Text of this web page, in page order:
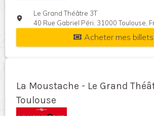
Le Grand Théâtre 3T
40 Rue Gabriel Péri, 31000 Toulouse,
Acheter mes billets
La Moustache - Le Grand
Toulouse